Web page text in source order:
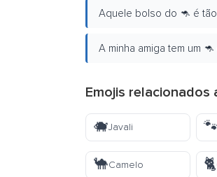
Aquele bolso do 🦘 é
A minha amiga tem um
Emojis relacionados
🐗Javali
🐪Camelo 🐈